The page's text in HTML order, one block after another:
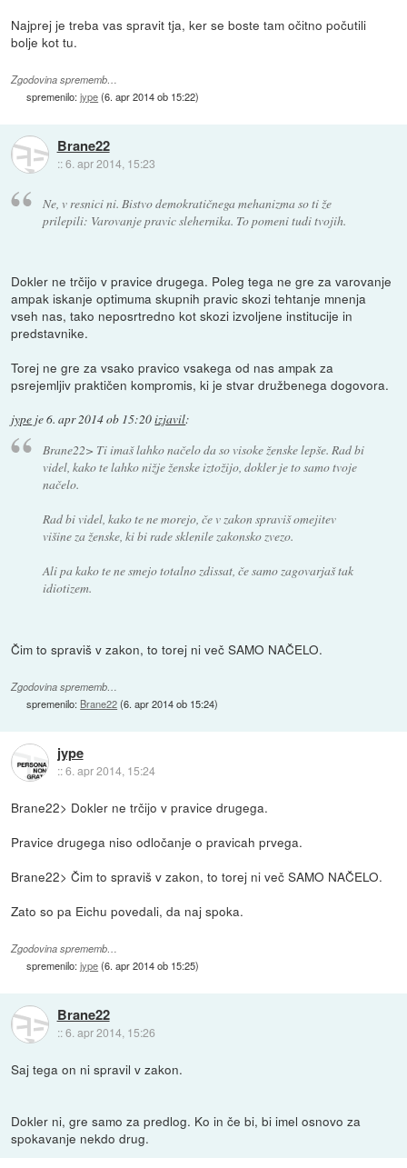
Najprej je treba vas spravit tja, ker se boste tam očitno počutili
bolje kot tu.
Zgodovina sprememb…
spremenilo:jype(6. apr 2014 ob 15:22)
Brane22
::6. apr 2014, 15:23
Ne, v resnici ni. Bistvo demokratičnega mehanizma so ti že
prilepili: Varovanje pravic slehernika. To pomeni tudi tvojih.
Dokler ne trčijo v pravice drugega. Poleg tega ne gre za varovanje
ampak iskanje optimuma skupnih pravic skozi tehtanje mnenja
vseh nas, tako neposrtredno kot skozi izvoljene institucije in
predstavnike.
Torej ne gre za vsako pravico vsakega od nas ampak za
psrejemljiv praktičen kompromis, ki je stvar družbenega dogovora.
jype je6. apr 2014 ob 15:20izjavil:
Brane22> Ti imaš lahko načelo da so visoke ženske lepše. Rad bi
videl, kako te lahko nižje ženske iztožijo, dokler je to samo tvoje
načelo.
Rad bi videl, kako te ne morejo, če v zakon spraviš omejitev
višine za ženske, ki bi rade sklenile zakonsko zvezo.
Ali pa kako te ne smejo totalno zdissat, če samo zagovarjaš tak
idiotizem.
Čim to spraviš v zakon, to torej ni več SAMO NAČELO.
Zgodovina sprememb…
spremenilo: Brane22(6. apr 2014 ob 15:24)
jype
::6. apr 2014, 15:24
Brane22> Dokler ne trčijo v pravice drugega.
Pravice drugega niso odločanje o pravicah prvega.
Brane22> Čim to spraviš v zakon, to torej ni več SAMO NAČELO.
Zato so pa Eichu povedali, da naj spoka.
Zgodovina sprememb…
spremenilo:jype(6. apr 2014 ob 15:25)
Brane22
::6. apr 2014, 15:26
Saj tega on ni spravil v zakon.
Dokler ni, gre samo za predlog. Ko in če bi, bi imel osnovo za
spokavanje nekdo drug.